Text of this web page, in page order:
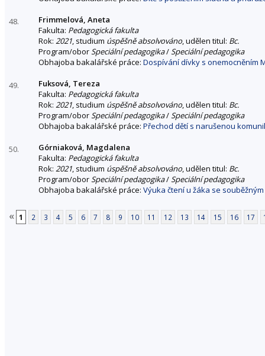
48.
Frimmelová, Aneta
Fakulta: Pedagogická fakulta
Rok: 2021, studium úspěšně absolvováno, udělen titul: Bc.
Program/oborSpeciální pedagogika/Speciální pedagogika
Obhajoba bakalářské práce: Dospívání dívky s onemocněním
49.
Fuksová, Tereza
Fakulta: Pedagogická fakulta
Rok: 2021, studium úspěšně absolvováno, udělen titul: Bc.
Program/oborSpeciální pedagogika/Speciální pedagogika
Obhajoba bakalářské práce: Přechod dětí s narušenou
50.
Górniaková, Magdalena
Fakulta: Pedagogická fakulta
Rok: 2021, studium úspěšně absolvováno, udělen titul: Bc.
Program/oborSpeciální pedagogika/Speciální pedagogika
Obhajoba bakalářské práce: Výuka čtení u žáka se
« 1 2 3 4 5 6 7 8 9 10 11 12 13 14 15 16 17